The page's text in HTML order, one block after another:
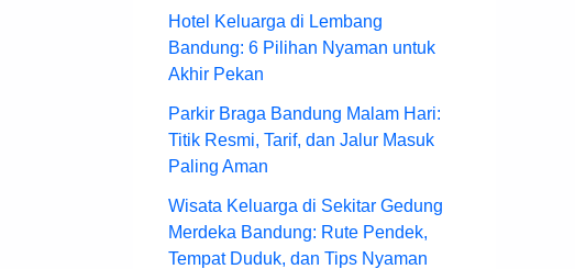
Hotel Keluarga di Lembang
Bandung: 6 Pilihan Nyaman untuk
Akhir Pekan
Parkir Braga Bandung Malam Hari:
Titik Resmi, Tarif, dan Jalur Masuk
Paling Aman
Wisata Keluarga di Sekitar Gedung
Merdeka Bandung: Rute Pendek,
Tempat Duduk, dan Tips Nyaman